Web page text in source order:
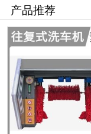
产品推荐